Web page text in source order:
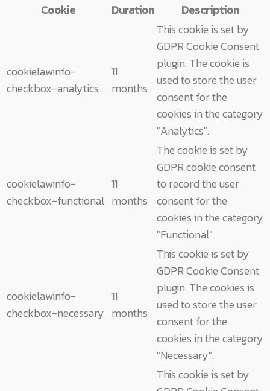
Cookie
Duration Description
cookielawinfo-
checkbox-analytics
11
months
This cookie is set by
GDPR Cookie Consent
plugin. The cookie is
used to store the user
consent for the
cookies in the category
"Analytics".
cookielawinfo-
checkbox-functional
11
months
The cookie is set by
GDPR cookie consent
to record the user
consent for the
cookies in the category
"Functional".
cookielawinfo-
checkbox-necessary
11
months
This cookie is set by
GDPR Cookie Consent
plugin. The cookies is
used to store the user
consent for the
cookies in the category
"Necessary".
This cookie is set by